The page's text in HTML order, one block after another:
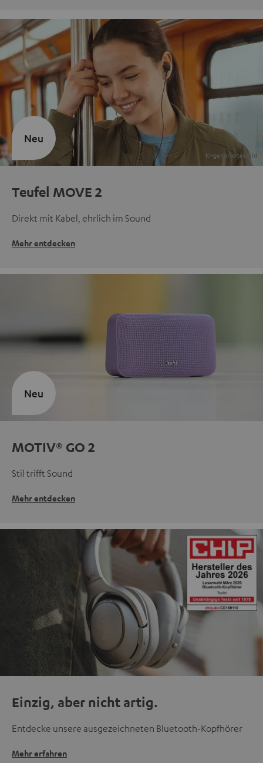
Teufel MOVE 2
Direkt mit Kabel, ehrlich im Sound
Mehr entdecken
Neu
MOTIV® GO 2
Stil trifft Sound
Mehr entdecken
Neu
Einzig, aber nicht artig.
Entdecke unsere ausgezeichneten Bluetooth-Kopfhörer
Mehr erfahren